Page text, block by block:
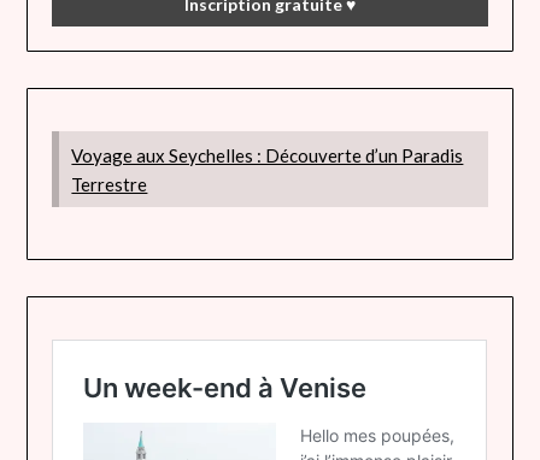
Voyage aux Seychelles : Découverte d’un Paradis
Terrestre